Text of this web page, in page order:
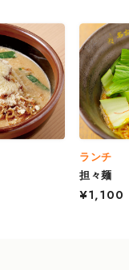
ランチ
担々麺
¥1,100